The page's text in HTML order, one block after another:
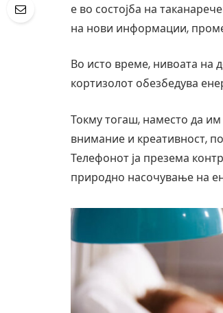
е во состојба на
на нови информации,
Во исто време, нивоата на
кортизолот обезбедува
Токму тогаш, наместо да
внимание и креативност,
Телефонот ја презема
природно насочување на